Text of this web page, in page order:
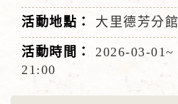
大里德芳分館
2026-03-01~
21:00